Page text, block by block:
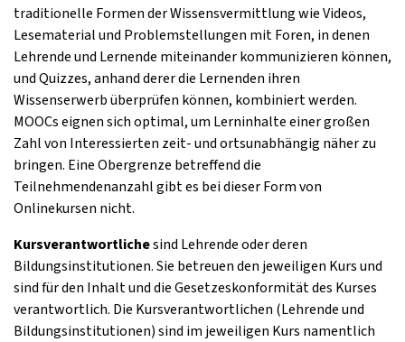
traditionelle Formen der Wissensvermittlung wie Videos,
Lesematerial und Problemstellungen mit Foren, in denen
Lehrende und Lernende miteinander kommunizieren können,
und Quizzes, anhand derer die Lernenden ihren
Wissenserwerb überprüfen können, kombiniert werden.
MOOCs eignen sich optimal, um Lerninhalte einer großen
Zahl von Interessierten zeit- und ortsunabhängig näher zu
bringen. Eine Obergrenze betreffend die
Teilnehmendenanzahl gibt es bei dieser Form von
Onlinekursen nicht.
Kursverantwortlichesind Lehrende oder deren
Bildungsinstitutionen. Sie betreuen den jeweiligen Kurs und
sind für den Inhalt und die Gesetzeskonformität des Kurses
verantwortlich. Die Kursverantwortlichen (Lehrende und
Bildungsinstitutionen) sind im jeweiligen Kurs namentlich